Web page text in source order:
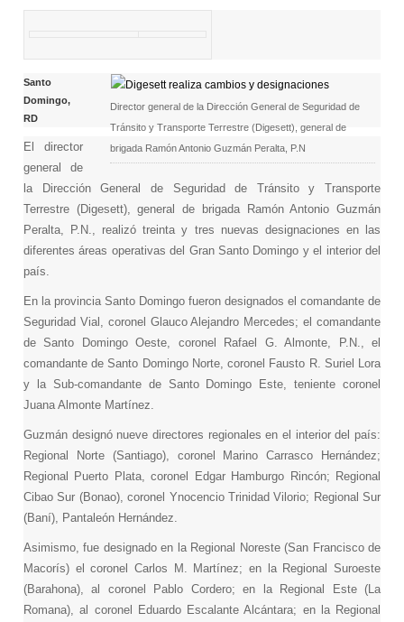
Director general de la Dirección General de Seguridad de
Tránsito y Transporte Terrestre (Digesett), general de
brigada Ramón Antonio Guzmán Peralta, P.N
Santo
Domingo,
RD
El director
general de
la Dirección General de Seguridad de Tránsito y Transporte
Terrestre (Digesett), general de brigada Ramón Antonio Guzmán
Peralta, P.N., realizó treinta y tres nuevas designaciones en las
diferentes áreas operativas del Gran Santo Domingo y el interior del
país.
En la provincia Santo Domingo fueron designados el comandante de
Seguridad Vial, coronel Glauco Alejandro Mercedes; el comandante
de Santo Domingo Oeste, coronel Rafael G. Almonte, P.N., el
comandante de Santo Domingo Norte, coronel Fausto R. Suriel Lora
y la Sub-comandante de Santo Domingo Este, teniente coronel
Juana Almonte Martínez.
Guzmán designó nueve directores regionales en el interior del país:
Regional Norte (Santiago), coronel Marino Carrasco Hernández;
Regional Puerto Plata, coronel Edgar Hamburgo Rincón; Regional
Cibao Sur (Bonao), coronel Ynocencio Trinidad Vilorio; Regional Sur
(Baní), Pantaleón Hernández.
Asimismo, fue designado en la Regional Noreste (San Francisco de
Macorís) el coronel Carlos M. Martínez; en la Regional Suroeste
(Barahona), al coronel Pablo Cordero; en la Regional Este (La
Romana), al coronel Eduardo Escalante Alcántara; en la Regional